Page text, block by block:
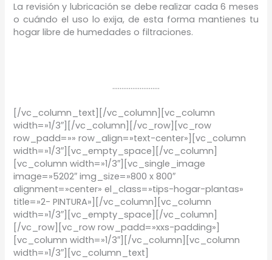
La revisión y lubricación se debe realizar cada 6 meses
o cuándo el uso lo exija, de esta forma mantienes tu
hogar libre de humedades o filtraciones.
……………………..
[/vc_column_text][/vc_column][vc_column
width=»1/3″][/vc_column][/vc_row][vc_row
row_padd=»» row_align=»text-center»][vc_column
width=»1/3″][vc_empty_space][/vc_column]
[vc_column width=»1/3″][vc_single_image
image=»5202″ img_size=»800 x 800″
alignment=»center» el_class=»tips-hogar-plantas»
title=»2- PINTURA»][/vc_column][vc_column
width=»1/3″][vc_empty_space][/vc_column]
[/vc_row][vc_row row_padd=»xxs-padding»]
[vc_column width=»1/3″][/vc_column][vc_column
width=»1/3″][vc_column_text]